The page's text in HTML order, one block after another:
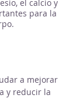
el calcio y
para la
a mejorar
y reducir la